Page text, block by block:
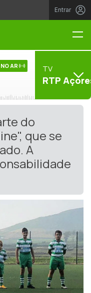
Entrar
NO AR TV
RTP
do
que se
A